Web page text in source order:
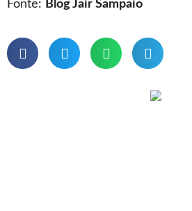
Fonte: Blog Jair Sampaio